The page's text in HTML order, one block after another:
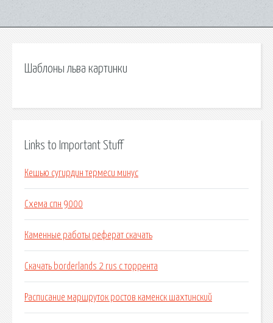
Шаблоны льва картинки
Links to Important Stuff
Кешью сугирдин термеси минус
Схема спн 9000
Каменные работы реферат скачать
Скачать borderlands 2 rus с торрента
Расписание маршруток ростов каменск шахтинский